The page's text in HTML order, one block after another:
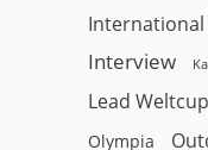
Interview
Lead Weltcup
Olympia